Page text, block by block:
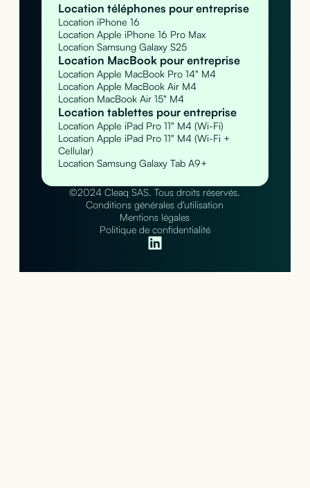
Location téléphones pour entreprise
Location iPhone 16
Location Apple iPhone 16 Pro Max
Location Samsung Galaxy S25
Location MacBook pour entreprise
Location Apple MacBook Pro 14" M4
Location Apple MacBook Air M4
Location MacBook Air 15" M4
Location tablettes pour entreprise
Location Apple iPad Pro 11" M4 (Wi-Fi)
Location Apple iPad Pro 11" M4 (Wi-Fi +
Cellular)
Location Samsung Galaxy Tab A9+
©2024 Cleaq SAS. Tous droits réservés.
Conditions générales d'utilisation
Mentions légales
Politique de confidentialité